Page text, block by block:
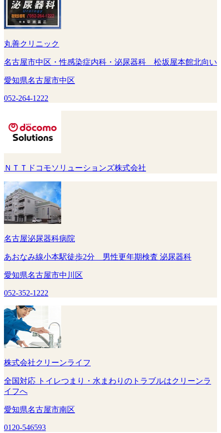
丸善クリニック
名古屋市中区・性感染症内科・泌尿器科 松坂屋本館北向い
愛知県名古屋市中区
052-264-1222
ＮＴＴドコモソリューションズ株式会社
名古屋泌尿器科病院
あおなみ線小本駅徒歩2分 男性更年期検査 泌尿器科
愛知県名古屋市中川区
052-352-1222
株式会社クリーンライフ
全国対応 トイレつまり・水まわりのトラブルはクリーンラ
イフへ
愛知県名古屋市南区
0120-546593